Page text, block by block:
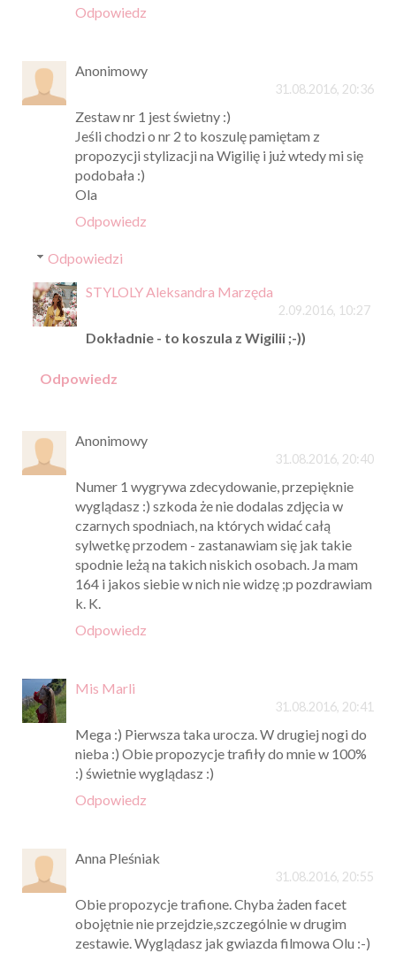
Odpowiedz
Anonimowy
31.08.2016, 20:36
Zestaw nr 1 jest świetny :)
Jeśli chodzi o nr 2 to koszulę pamiętam z
propozycji stylizacji na Wigilię i już wtedy mi się
podobała :)
Ola
Odpowiedz
Odpowiedzi
STYLOLY Aleksandra Marzęda
2.09.2016, 10:27
Dokładnie - to koszula z Wigilii ;-))
Odpowiedz
Anonimowy
31.08.2016, 20:40
Numer 1 wygrywa zdecydowanie, przepięknie
wyglądasz :) szkoda że nie dodalas zdjęcia w
czarnych spodniach, na których widać całą
sylwetkę przodem - zastanawiam się jak takie
spodnie leżą na takich niskich osobach. Ja mam
164 i jakos siebie w nich nie widzę ;p pozdrawiam
k. K.
Odpowiedz
Mis Marli
31.08.2016, 20:41
Mega :) Pierwsza taka urocza. W drugiej nogi do
nieba :) Obie propozycje trafiły do mnie w 100%
:) świetnie wyglądasz :)
Odpowiedz
Anna Pleśniak
31.08.2016, 20:55
Obie propozycje trafione. Chyba żaden facet
obojętnie nie przejdzie,szczególnie w drugim
zestawie. Wyglądasz jak gwiazda filmowa Olu :-)